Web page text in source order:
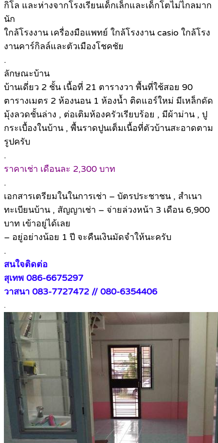
กิโล และห่างจากโรงเรียนเด็กเล็กและเด็กโตไม่ไกลมาก
นัก
ใกล้โรงงาน เครื่องมือแพทย์ ใกล้โรงงาน casio ใกล้โรง
งานคาร์กิลล์และตัวเมืองโชคชัย
.
ลักษณะบ้าน
บ้านเดี่ยว 2 ชั้น เนื้อที่ 21 ตารางวา พื้นที่ใช้สอย 90
ตารางเมตร 2 ห้องนอน 1 ห้องน้ำ ติดแอร์ใหม่ มีเหล็กดัด
มุ้งลวดชั้นล่าง , ต่อเติมห้องครัวเรียบร้อย , มีผ้าม่าน , ปู
กระเบื้องในบ้าน , พื้นราดปูนเต็มเนื้อที่ตัวบ้านสะอาดตาม
รูปครับ
.
ราคาเช่า เดือนละ 2,300 บาท
.
เอกสารเตรียมในในการเช่า – บัตรประชาชน , สำเนา
ทะเบียนบ้าน , สัญญาเช่า – จ่ายล่วงหน้า 3 เดือน 6,900
บาท เข้าอยู่ได้เลย
– อยู่อย่างน้อย 1 ปี จะคืนเงินมัดจำให้นะครับ
.
สนใจติดต่อ
สุเทพ 086-6675297
วาสนา 083-7727472 // 080-6354406
.